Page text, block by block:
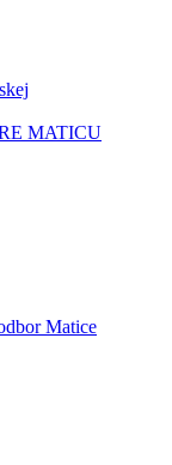
MATICU
Matice